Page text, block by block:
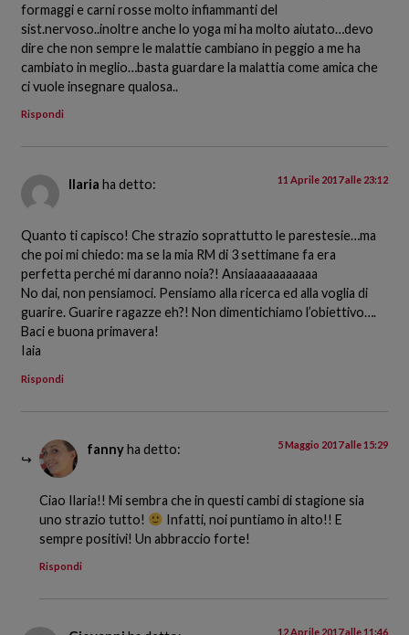
formaggi e carni rosse molto infiammanti del
sist.nervoso..inoltre anche lo yoga mi ha molto aiutato…devo
dire che non sempre le malattie cambiano in peggio a me ha
cambiato in meglio…basta guardare la malattia come amica che
ci vuole insegnare qualosa..
Rispondi
Ilaria ha detto: 11 Aprile 2017 alle 23:12
Quanto ti capisco! Che strazio soprattutto le parestesie…ma
che poi mi chiedo: ma se la mia RM di 3 settimane fa era
perfetta perché mi daranno noia?! Ansiaaaaaaaaaaa
No dai, non pensiamoci. Pensiamo alla ricerca ed alla voglia di
guarire. Guarire ragazze eh?! Non dimentichiamo l’obiettivo….
Baci e buona primavera!
Iaia
Rispondi
fanny ha detto: 5 Maggio 2017 alle 15:29
Ciao Ilaria!! Mi sembra che in questi cambi di stagione sia
uno strazio tutto!
Infatti, noi puntiamo in alto!! E
sempre positivi! Un abbraccio forte!
Rispondi
12 Aprile 2017 alle 11:46